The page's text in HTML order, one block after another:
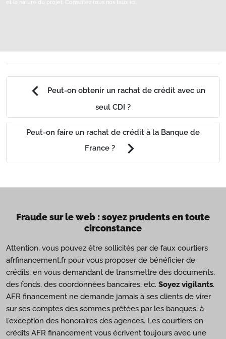
et la nature du projet.
Consultez tous nos taux ici.
chevron_left
Peut-on obtenir un rachat de crédit avec un
seul CDI ?
Peut-on faire un rachat de crédit à la Banque de
France ?
chevron_right
Fraude sur le web : soyez prudents en toute
circonstance
Attention, vous pouvez être sollicités par de faux courtiers
afrfinancement.fr pour vous proposer de bénéficier de
crédits, en vous demandant de transmettre des documents,
des fonds, des coordonnées bancaires, etc. Soyez vigilants.
AFR financement ne demande jamais à ses clients de virer
sur ses comptes des sommes prêtées par les banques, à
l'exception des honoraires des agences. Les courtiers en
crédits AFR financement vous écrivent toujours avec une